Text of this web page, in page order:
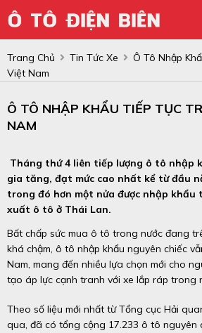
Trang Chủ Tin Tức Xe
Ô Tô Nhập
Việt Nam
Ô TÔ NHẬP KHẨU TIẾP TỤC
NAM
Tháng thứ 4 liên tiếp lượng ô tô nhập
gia tăng, đạt mức cao nhất kể từ đầu
trong đó hơn một nửa được nhập khẩu
xuất ô tô ở Thái Lan.
Bất chấp sức mua ô tô trong nước đang
khá chậm, ô tô nhập khẩu nguyên chiếc
Nam, mang đến nhiều lựa chọn mới cho
tạo áp lực cạnh tranh với xe lắp ráp trong
Theo số liệu mới nhất từ Tổng cục Hải
qua, đã có tổng cộng 17.233 ô tô nguyên